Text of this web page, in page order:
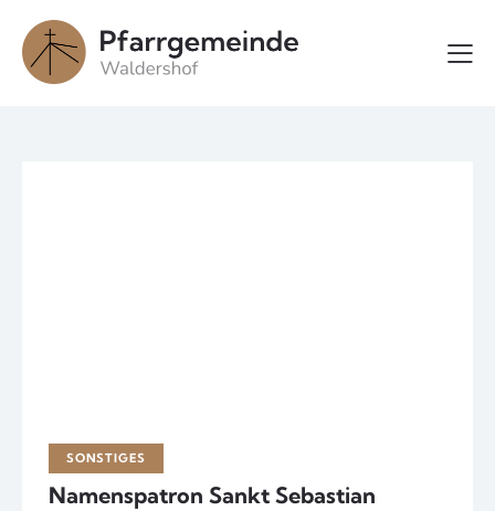
SONSTIGES
Namenspatron Sankt Sebastian